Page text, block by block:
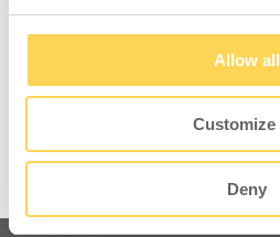
Allow all
Customize
Deny
und Lagerstatus anmelden.